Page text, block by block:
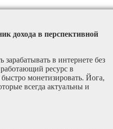
дохода в перспективной
в интернете без
ресурс в
монетизировать. Йога,
всегда актуальны и